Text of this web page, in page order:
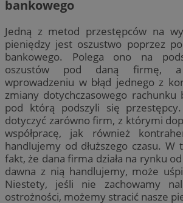
bankowego
Jedną z metod przestępców na
pieniędzy jest oszustwo poprzez
bankowego. Polega ono na
oszustów pod daną firmę,
wprowadzeniu w błąd jednego z
zmiany dotychczasowego rachunku
pod którą podszyli się
dotyczyć zarówno firm, z którymi
współpracę, jak również
handlujemy od dłuższego czasu. W
fakt, że dana firma działa na rynku
dawna z nią handlujemy, może
Niestety, jeśli nie zachowamy
ostrożności, możemy stracić nasze